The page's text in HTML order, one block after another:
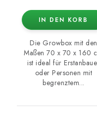
IN DEN KORB
Die Growbox mit den
Maßen 70 x 70 x 160
ist ideal für
oder Personen mit
begrenztem...